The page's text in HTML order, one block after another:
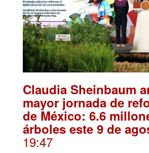
Claudia Sheinbaum
mayor jornada de
de México: 6.6
árboles este 9 de
19:47